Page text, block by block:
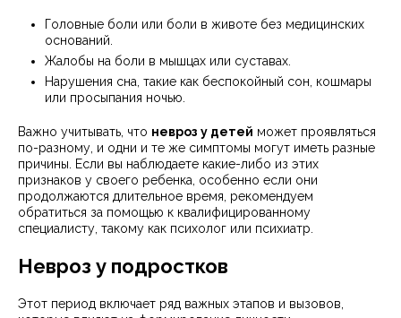
Головные боли или боли в животе без медицинских
оснований.
Жалобы на боли в мышцах или суставах.
Нарушения сна, такие как беспокойный сон, кошмары
или просыпания ночью.
Важно учитывать, что невроз у детей может проявляться
по-разному, и одни и те же симптомы могут иметь разные
причины. Если вы наблюдаете какие-либо из этих
признаков у своего ребенка, особенно если они
продолжаются длительное время, рекомендуем
обратиться за помощью к квалифицированному
специалисту, такому как психолог или психиатр.
Невроз у подростков
Этот период включает ряд важных этапов и вызовов,